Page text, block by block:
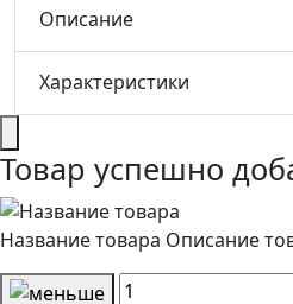
Описание
Характеристики
Товар успешно
Название товара Описание